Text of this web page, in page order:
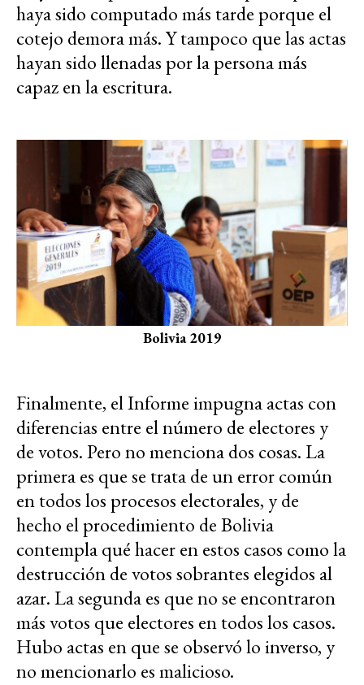
haya sido computado más tarde porque el
cotejo demora más. Y tampoco que las actas
hayan sido llenadas por la persona más
capaz en la escritura.
Bolivia 2019
Finalmente, el Informe impugna actas con
diferencias entre el número de electores y
de votos. Pero no menciona dos cosas. La
primera es que se trata de un error común
en todos los procesos electorales, y de
hecho el procedimiento de Bolivia
contempla qué hacer en estos casos como la
destrucción de votos sobrantes elegidos al
azar. La segunda es que no se encontraron
más votos que electores en todos los casos.
Hubo actas en que se observó lo inverso, y
no mencionarlo es malicioso.